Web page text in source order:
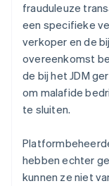
frauduleuze
een specifieke
verkoper en de
overeenkomst
de bij het JDM
om malafide
te sluiten.
hebben echter
kunnen ze niet